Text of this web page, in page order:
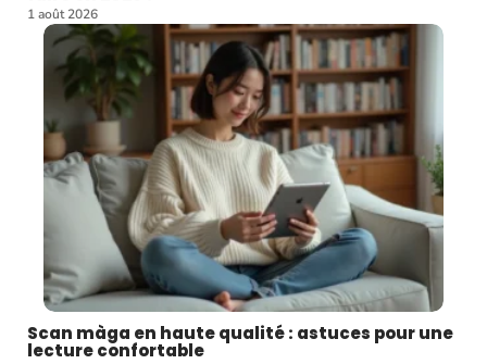
1 août 2026
Scan màga en haute qualité : astuces pour une
lecture confortable